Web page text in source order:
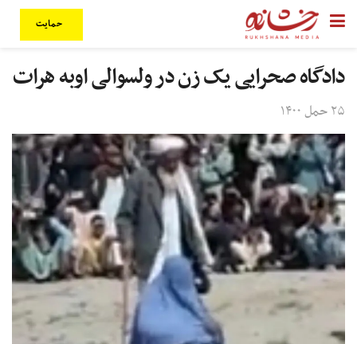
حمایت
دادگاه صحرایی یک زن در ولسوالی اوبه هرات
۲۵ حمل ۱۴۰۰